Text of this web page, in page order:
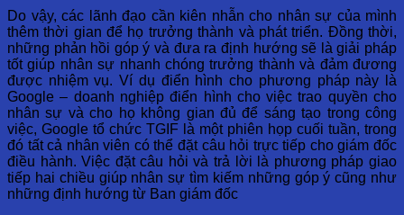
Do vậy, các lãnh đạo cần kiên nhẫn cho nhân sự của mình
thêm thời gian để họ trưởng thành và phát triển. Đồng thời,
những phản hồi góp ý và đưa ra định hướng sẽ là giải pháp
tốt giúp nhân sự nhanh chóng trưởng thành và đảm đương
được nhiệm vụ. Ví dụ điển hình cho phương pháp này là
Google – doanh nghiệp điển hình cho việc trao quyền cho
nhân sự và cho họ không gian đủ để sáng tạo trong công
việc, Google tổ chức TGIF là một phiên họp cuối tuần, trong
đó tất cả nhân viên có thể đặt câu hỏi trực tiếp cho giám đốc
điều hành. Việc đặt câu hỏi và trả lời là phương pháp giao
tiếp hai chiều giúp nhân sự tìm kiếm những góp ý cũng như
những định hướng từ Ban giám đốc